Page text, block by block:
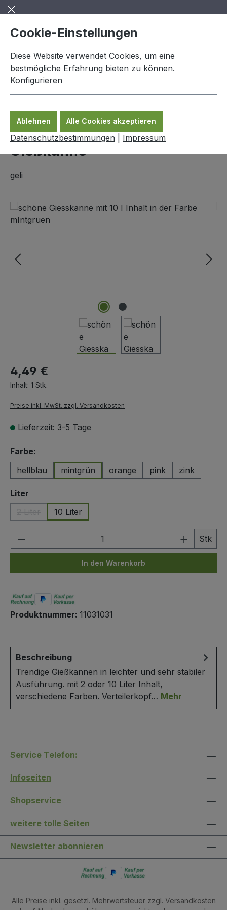
Zum Hauptinhalt springen
0,00 €
Gartentrends
Gießkanne
geli
Bildergalerie überspringen
4,49 €
Inhalt: 1 Stk.
Preise inkl. MwSt. zzgl. Versandkosten
Lieferzeit: 3-5 Tage
Farbe:
hellblau
mintgrün orange pink zink
Liter
(Diese Option ist zurzeit nicht verfügbar.)
10 Liter
Produkt Anzahl: Gib den Stk
In den Warenkorb
Produktnummer: 11031031
Beschreibung
Trendige Gießkannen in leichter und sehr stabiler
Ausführung. mit 2 oder 10 Liter Inhalt,
verschiedene Farben. Verteilerkopf… Mehr
Service Telefon:
Infoseiten
Shopservice
weitere tolle Seiten
Newsletter abonnieren
Alle Preise inkl. gesetzl. Mehrwertsteuer zzgl. Versandkosten
Cookie-Einstellungen
Diese Website verwendet Cookies, um eine
bestmögliche Erfahrung bieten zu können.
Konfigurieren
Ablehnen Alle Cookies akzeptieren
Datenschutzbestimmungen Impressum